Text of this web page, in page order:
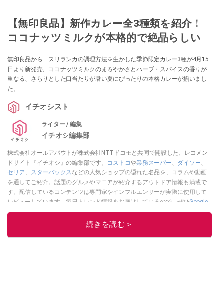
【無印良品】新作カレー全3種類を紹介！
ココナッツミルクが本格的で絶品らしい
無印良品から、スリランカの調理方法を生かした季節限定カレー3種が4月15
日より新発売。ココナッツミルクのまろやかさとハーブ・スパイスの香りが
重なる、さらりとした口当たりが暑い夏にぴったりの本格カレーが揃いまし
た。
イチオシスト
ライター / 編集
イチオシ編集部
株式会社オールアバウトが株式会社NTTドコモと共同で開設した、レコメン
ドサイト『イチオシ』の編集部です。
コストコや業務スーパー ダイソー
セリア
スターバックス などの人気ショップの隠れた名品を、コラムや動画
を通してご紹介。話題のグルメやマニアが紹介するアウトドア情報も満載で
す。配信しているコンテンツは専門家やインフルエンサーが実際に使用して
レビューしています。毎日トレンド情報をお届けしているので、ぜひGoogle
ニュースでフォローしてください！
このイチオシストの他の記事を読む
続きを読む＞